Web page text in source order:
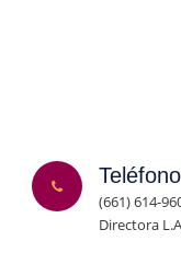
(661) 614-
Directora